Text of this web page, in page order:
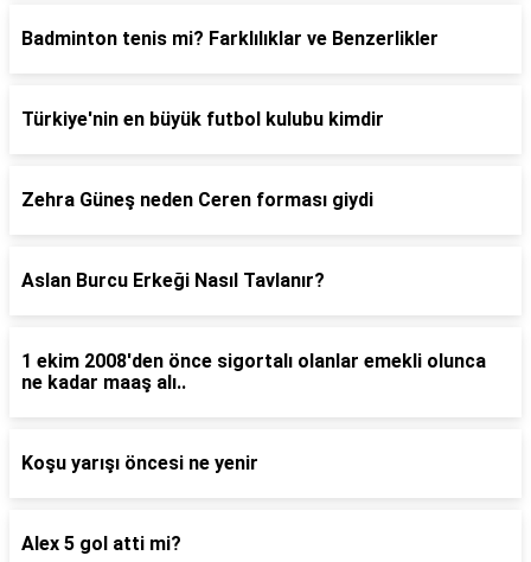
Badminton tenis mi? Farklılıklar ve Benzerlikler
Türkiye'nin en büyük futbol kulubu kimdir
Zehra Güneş neden Ceren forması giydi
Aslan Burcu Erkeği Nasıl Tavlanır?
1 ekim 2008'den önce sigortalı olanlar emekli olunca
ne kadar maaş alı..
Koşu yarışı öncesi ne yenir
Alex 5 gol atti mi?